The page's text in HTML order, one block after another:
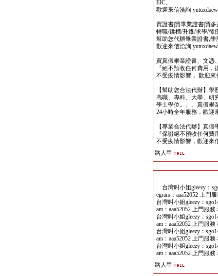
EIC。
歡迎來信洽詢
買證書|買畢業證書|買多
轉職/跳槽/升遷/求學/後
幫助您代辦畢業證書,學
歡迎來信洽詢
買真假畢業證書、文憑
『絕不預收任何費用
不受疫情影響， 歡迎來
【幫助您合法代辦】
高職、專科、大學、研
學士學位。。。真假畢
24小時全年服務，歡迎
【專業合法代辦】真
『保證絕不預收任何
不受疫情影響，歡迎來
路人甲
台灣叫小姐gleezy：
egram：aaa52052 上門
台灣叫小姐gleezy：
am：aaa52052 上門服
台灣叫小姐gleezy：
am：aaa52052 上門服
台灣叫小姐gleezy：
am：aaa52052 上門服
台灣叫小姐gleezy：
am：aaa52052 上門服
路人甲